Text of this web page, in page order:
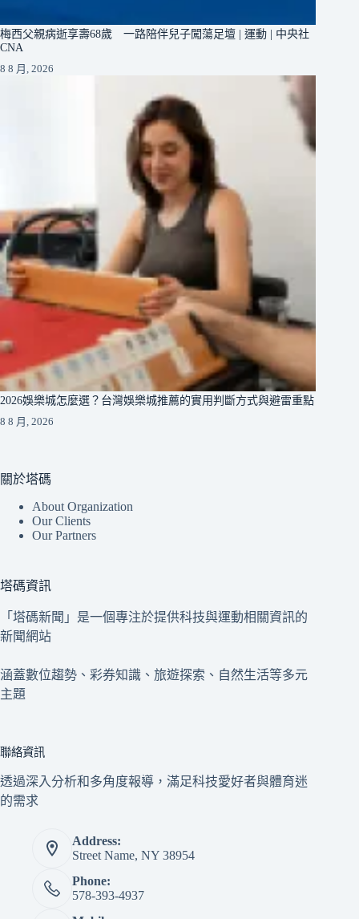
梅西父親病逝享壽68歲 一路陪伴兒子闖蕩足壇 | 運動 | 中央社
CNA
8 8 月, 2026
2026娛樂城怎麼選？台灣娛樂城推薦的實用判斷方式與避雷重點
8 8 月, 2026
關於塔碼
About Organization
Our Clients
Our Partners
塔碼資訊
「塔碼新聞」是一個專注於提供科技與運動相關資訊的
新聞網站
涵蓋數位趨勢、彩券知識、旅遊探索、自然生活等多元
主題
聯絡資訊
透過深入分析和多角度報導，滿足科技愛好者與體育迷
的需求
Address:
Street Name, NY 38954
Phone:
578-393-4937